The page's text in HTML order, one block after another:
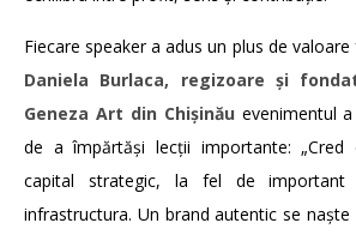
Fiecare speaker a adus un plus de
Daniela Burlaca, regizoare și
Geneza Art din Chișinău evenimentul
de a împărtăși lecții importante:
capital strategic, la fel de important
infrastructura. Un brand autentic se naște